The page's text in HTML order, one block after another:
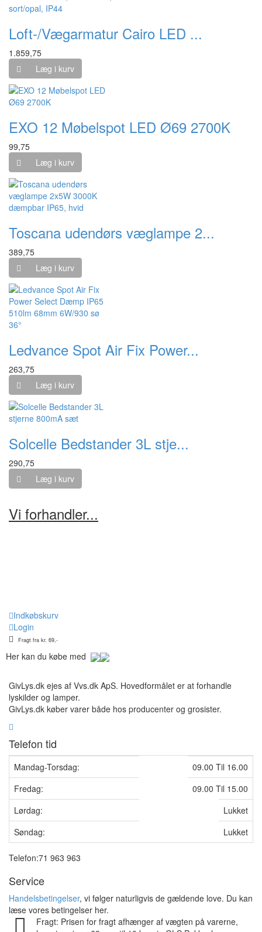
Loft-/Vægarmatur Cairo LED ...
1.859,75
Læg i kurv
EXO 12 Møbelspot LED Ø69 2700K
99,75
Læg i kurv
Toscana udendørs væglampe 2...
389,75
Læg i kurv
Ledvance Spot Air Fix Power...
263,75
Læg i kurv
Solcelle Bedstander 3L stje...
290,75
Læg i kurv
Vi forhandler...
Indkøbskurv
Login
Fragt fra kr. 69,-
Her kan du købe med
GivLys.dk ejes af Vvs.dk ApS. Hovedformålet er at forhandle
lyskilder og lamper.
GivLys.dk køber varer både hos producenter og grosister.
Telefon tid
Mandag-Torsdag:
09.00 Til 16.00
Fredag:
09.00 Til 15.00
Lørdag:
Lukket
Søndag:
Lukket
Telefon:71 963 963
Service
Handelsbetingelser, vi følger naturligvis de gældende love. Du kan
læse vores betingelser her.
Fragt: Prisen for fragt afhænger af vægten på varerne,